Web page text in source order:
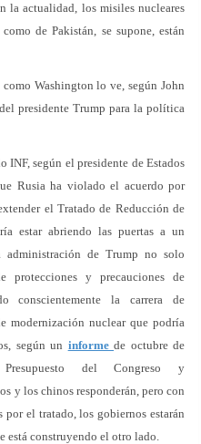
la actualidad, los misiles nucleares
de Pakistán, se supone, están
Washington lo ve, según John
presidente Trump para la política
INF, según el presidente de Estados
Rusia ha violado el acuerdo por
el Tratado de Reducción de
estar abriendo las puertas a un
de Trump no solo
protecciones y precauciones de
conscientemente la carrera de
modernización nuclear que podría
según un informede octubre de
del Congreso y
y los chinos responderán, pero con
por el tratado, los gobiernos estarán
está construyendo el otro lado.